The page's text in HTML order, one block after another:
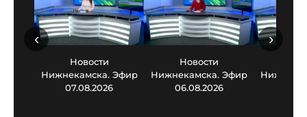
Новости
Нижнекамска. Эфир
07.08.2026
Новости
Нижнекамска. Эфир
06.08.2026
‹ ›